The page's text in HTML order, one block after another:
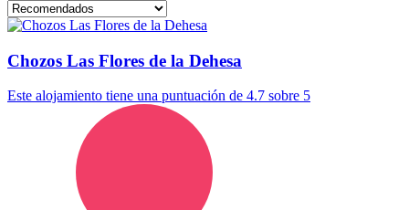
Chozos Las Flores de la Dehesa
Este alojamiento tiene una puntuación de 4.7 sobre 5